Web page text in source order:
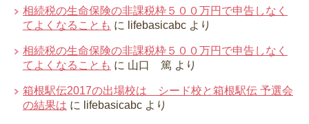
相続税の生命保険の非課税枠５００万円で申告しなく
てよくなることも に lifebasicabc より
相続税の生命保険の非課税枠５００万円で申告しなく
てよくなることも に 山口 篤 より
箱根駅伝2017の出場校は シード校と箱根駅伝 予選会
の結果は に lifebasicabc より